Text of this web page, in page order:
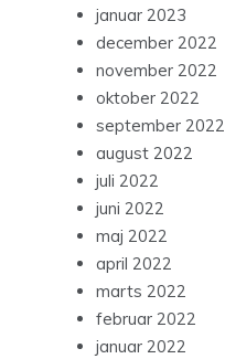
januar 2023
december 2022
november 2022
oktober 2022
september 2022
august 2022
juli 2022
juni 2022
maj 2022
april 2022
marts 2022
februar 2022
januar 2022